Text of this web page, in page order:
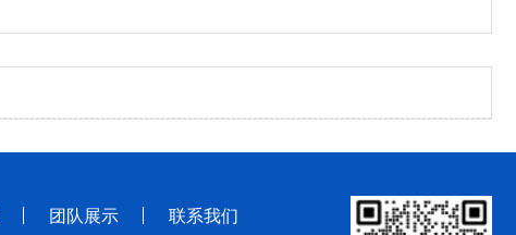
团队展示 联系我们